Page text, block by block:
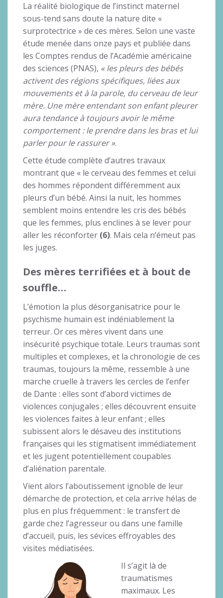
La réalité biologique de l’instinct maternel
sous-tend sans doute la nature dite «
surprotectrice » de ces mères. Selon une vaste
étude menée dans onze pays et publiée dans
les Comptes rendus de l’Académie américaine
des sciences (PNAS), « les pleurs des bébés
activent des régions spécifiques, liées aux
mouvements et à la parole, du cerveau de leur
mère. Une mère entendant son enfant pleurer
aura tendance à toujours avoir le même
comportement : le prendre dans les bras et lui
parler pour le rassurer ».
Cette étude complète d’autres travaux
montrant que « le cerveau des femmes et celui
des hommes répondent différemment aux
pleurs d’un bébé. Ainsi la nuit, les hommes
semblent moins entendre les cris des bébés
que les femmes, plus enclines à se lever pour
aller les réconforter (6). Mais cela n’émeut pas
les juges.
Des mères terrifiées et à bout de
souffle…
L’émotion la plus désorganisatrice pour le
psychisme humain est indéniablement la
terreur. Or ces mères vivent dans une
insécurité psychique totale. Leurs traumas sont
multiples et complexes, et la chronologie de ces
traumas, toujours la même, ressemble à une
marche cruelle à travers les cercles de l’enfer
de Dante : elles sont d’abord victimes de
violences conjugales ; elles découvrent ensuite
les violences faites à leur enfant ; elles
subissent alors le désaveu des institutions
françaises qui les stigmatisent immédiatement
et les jugent potentiellement coupables
d’aliénation parentale.
Vient alors l’aboutissement ignoble de leur
démarche de protection, et cela arrive hélas de
plus en plus fréquemment : le transfert de
garde chez l’agresseur ou dans une famille
d’accueil, puis, les sévices effroyables des
visites médiatisées.
Il s’agit là de
traumatismes
maximaux. Les